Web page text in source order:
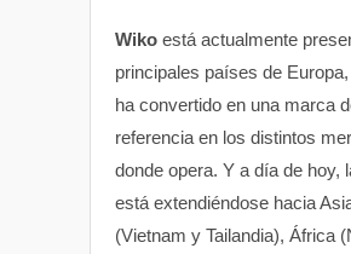
Wiko está actualmente
principales países de
ha convertido en una marca
referencia en los distintos
donde opera. Y a día de hoy,
está extendiéndose hacia
(Vietnam y Tailandia), África